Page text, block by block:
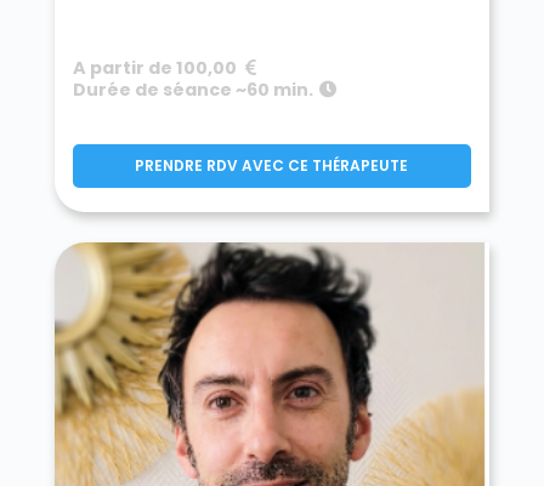
A partir de 100,00
Durée de séance ~60 min.
PRENDRE RDV AVEC CE THÉRAPEUTE